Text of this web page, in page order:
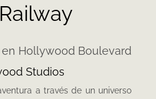
en Hollywood Boulevard
Studios
a través de un universo